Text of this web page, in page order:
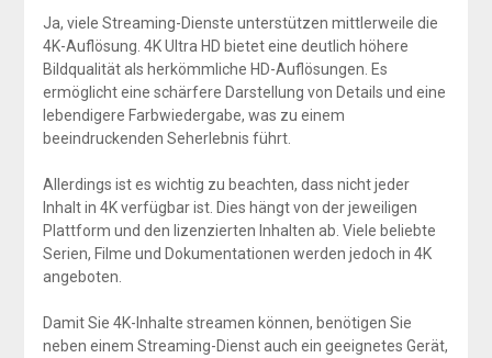
Ja, viele Streaming-Dienste unterstützen mittlerweile die
4K-Auflösung. 4K Ultra HD bietet eine deutlich höhere
Bildqualität als herkömmliche HD-Auflösungen. Es
ermöglicht eine schärfere Darstellung von Details und eine
lebendigere Farbwiedergabe, was zu einem
beeindruckenden Seherlebnis führt.
Allerdings ist es wichtig zu beachten, dass nicht jeder
Inhalt in 4K verfügbar ist. Dies hängt von der jeweiligen
Plattform und den lizenzierten Inhalten ab. Viele beliebte
Serien, Filme und Dokumentationen werden jedoch in 4K
angeboten.
Damit Sie 4K-Inhalte streamen können, benötigen Sie
neben einem Streaming-Dienst auch ein geeignetes Gerät,